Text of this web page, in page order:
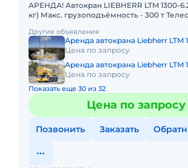
АРЕНДА! Автокран LIEBHERR LTM 1300-
кг) Макс. грузоподъёмность - 300 т
Другие объявления
Аренда автокрана Liebherr LTM
Цена по запросу
Аренда автокрана Liebherr LTM
Цена по запросу
Показать еще 30 из 32
Цена по запросу
Позвонить Заказать